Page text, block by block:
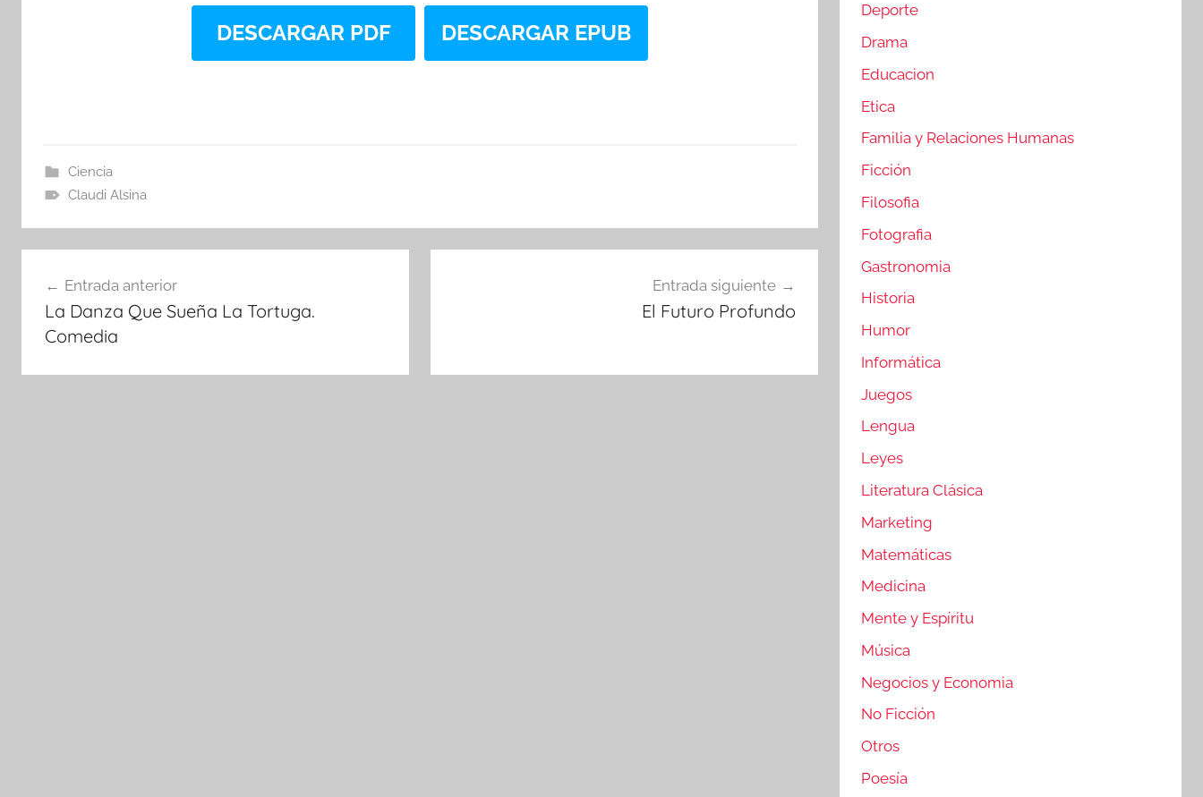
DESCARGAR PDF DESCARGAR EPUB
Ciencia
Claudi Alsina
de
entradas
Entrada anterior
La Danza Que Sueña La Tortuga.
Comedia
Entrada siguiente
El Futuro Profundo
Deporte
Drama
Educacion
Etica
Familia y Relaciones Humanas
Ficción
Filosofia
Fotografia
Gastronomia
Historia
Humor
Informática
Juegos
Lengua
Leyes
Literatura Clásica
Marketing
Matemáticas
Medicina
Mente y Espíritu
Música
Negocios y Economia
No Ficción
Otros
Poesía